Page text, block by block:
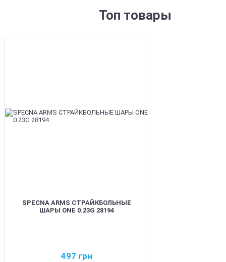
Топ товары
SPECNA ARMS СТРАЙКБОЛЬНЫЕ
ШАРЫ ONE 0.23G 28194
497 грн